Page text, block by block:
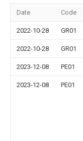
Date Code
2022-10-28 GR01
2022-10-28 GR01
2023-12-08 PE01
2023-12-08 PE01